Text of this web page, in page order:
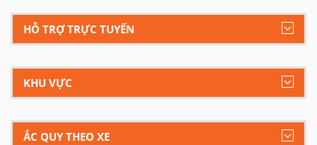
HỖ TRỢ TRỰC TUYẾN
KHU VỰC
ẮC QUY THEO XE